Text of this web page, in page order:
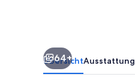
64+
ÜbersichtAusstattung